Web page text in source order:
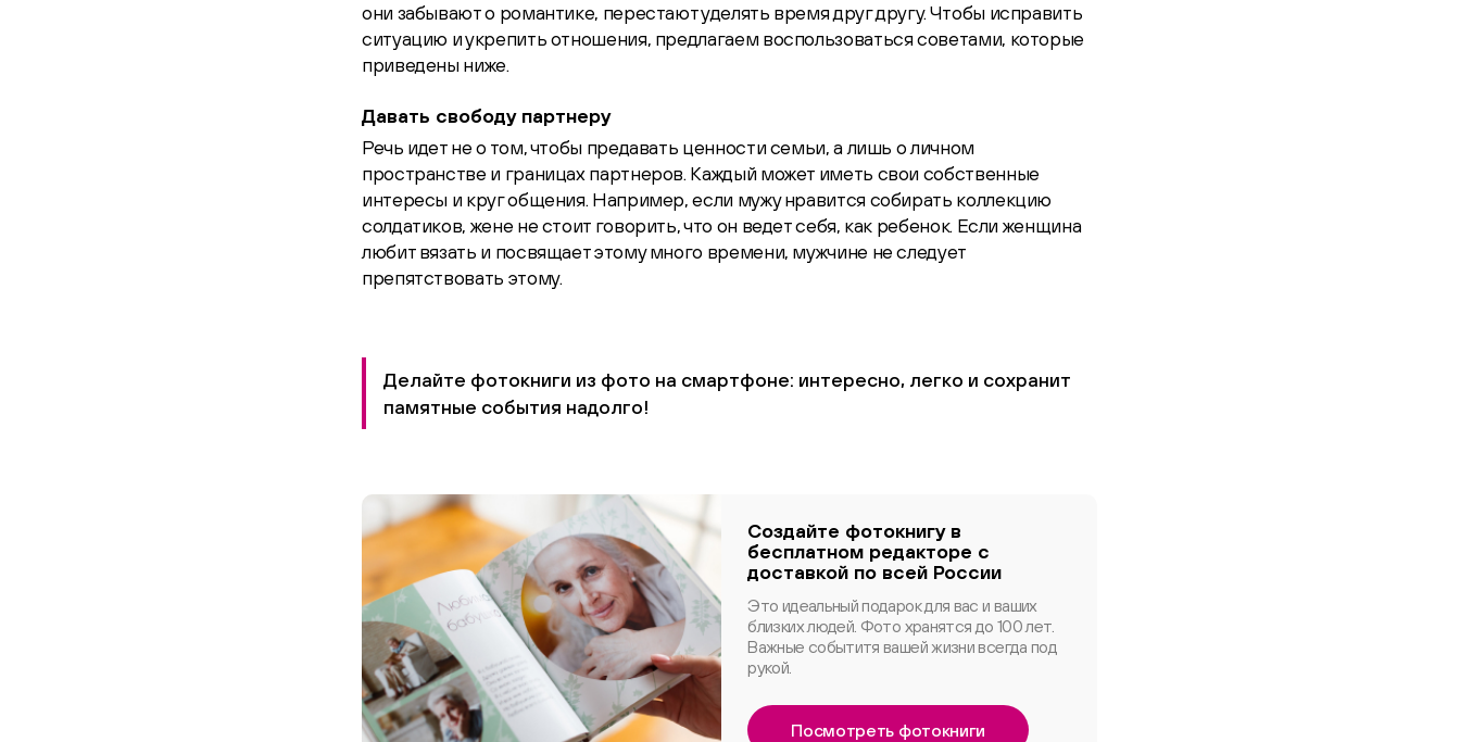
они забывают о романтике, перестают уделять время друг другу. Чтобы исправить
ситуацию и укрепить отношения, предлагаем воспользоваться советами, которые
приведены ниже.
Давать свободу партнеру
Речь идет не о том, чтобы предавать ценности семьи, а лишь о личном
пространстве и границах партнеров. Каждый может иметь свои собственные
интересы и круг общения. Например, если мужу нравится собирать коллекцию
солдатиков, жене не стоит говорить, что он ведет себя, как ребенок. Если женщина
любит вязать и посвящает этому много времени, мужчине не следует
препятствовать этому.
Делайте фотокниги из фото на смартфоне: интересно, легко и сохранит
памятные события надолго!
Создайте фотокнигу в
бесплатном редакторе с
доставкой по всей России
Это идеальный подарок для вас и ваших
близких людей. Фото хранятся до 100 лет.
Важные событитя вашей жизни всегда под
рукой.
Посмотреть фотокниги